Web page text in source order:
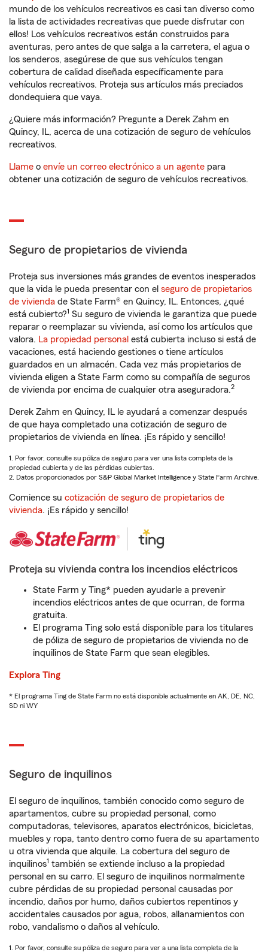
mundo de los vehículos recreativos es casi tan diverso como
la lista de actividades recreativas que puede disfrutar con
ellos! Los vehículos recreativos están construidos para
aventuras, pero antes de que salga a la carretera, el agua o
los senderos, asegúrese de que sus vehículos tengan
cobertura de calidad diseñada específicamente para
vehículos recreativos. Proteja sus artículos más preciados
dondequiera que vaya.
¿Quiere más información? Pregunte a Derek Zahm en
Quincy, IL, acerca de una cotización de seguro de vehículos
recreativos.
Llame o envíe un correo electrónico a un agente para
obtener una cotización de seguro de vehículos recreativos.
Seguro de propietarios de vivienda
Proteja sus inversiones más grandes de eventos inesperados
que la vida le pueda presentar con el seguro de propietarios
de vivienda de State Farm® en Quincy, IL. Entonces, ¿qué
está cubierto?1 Su seguro de vivienda le garantiza que puede
reparar o reemplazar su vivienda, así como los artículos que
valora. La propiedad personal está cubierta incluso si está de
vacaciones, está haciendo gestiones o tiene artículos
guardados en un almacén. Cada vez más propietarios de
vivienda eligen a State Farm como su compañía de seguros
de vivienda por encima de cualquier otra aseguradora.2
Derek Zahm en Quincy, IL le ayudará a comenzar después
de que haya completado una cotización de seguro de
propietarios de vivienda en línea. ¡Es rápido y sencillo!
1. Por favor, consulte su póliza de seguro para ver una lista completa de la
propiedad cubierta y de las pérdidas cubiertas.
2. Datos proporcionados por S&P Global Market Intelligence y State Farm Archive.
Comience su cotización de seguro de propietarios de
vivienda. ¡Es rápido y sencillo!
Proteja su vivienda contra los incendios eléctricos
State Farm y Ting* pueden ayudarle a prevenir
incendios eléctricos antes de que ocurran, de forma
gratuita.
El programa Ting solo está disponible para los titulares
de póliza de seguro de propietarios de vivienda no de
inquilinos de State Farm que sean elegibles.
Explora Ting
* El programa Ting de State Farm no está disponible actualmente en AK, DE, NC,
SD ni WY
Seguro de inquilinos
El seguro de inquilinos, también conocido como seguro de
apartamentos, cubre su propiedad personal, como
computadoras, televisores, aparatos electrónicos, bicicletas,
muebles y ropa, tanto dentro como fuera de su apartamento
u otra vivienda que alquile. La cobertura del seguro de
inquilinos1 también se extiende incluso a la propiedad
personal en su carro. El seguro de inquilinos normalmente
cubre pérdidas de su propiedad personal causadas por
incendio, daños por humo, daños cubiertos repentinos y
accidentales causados por agua, robos, allanamientos con
robo, vandalismo o daños al vehículo.
1. Por favor, consulte su póliza de seguro para ver a una lista completa de la